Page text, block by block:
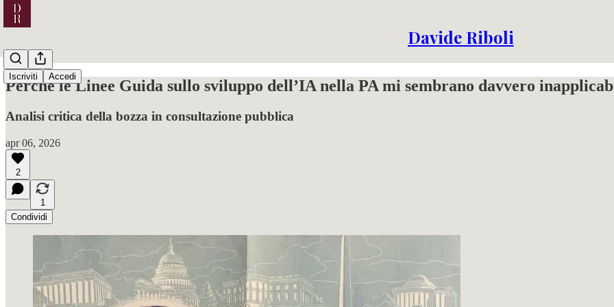
Davide Riboli
Iscriviti Accedi
Perché le Linee Guida sullo sviluppo dell’IA nella PA mi sembrano davvero
Analisi critica della bozza in consultazione pubblica
apr 06, 2026
2
1
Condividi